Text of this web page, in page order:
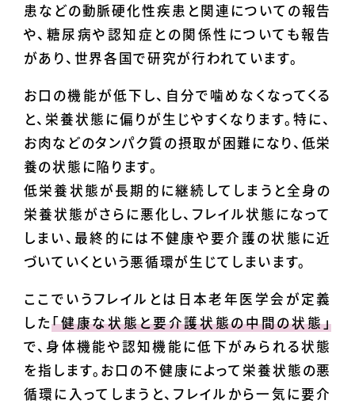
患などの動脈硬化性疾患と関連についての報告
や、糖尿病や認知症との関係性についても報告
があり、世界各国で研究が行われています。
お口の機能が低下し、自分で噛めなくなってくる
と、栄養状態に偏りが生じやすくなります。特に、
お肉などのタンパク質の摂取が困難になり、低栄
養の状態に陥ります。
低栄養状態が長期的に継続してしまうと全身の
栄養状態がさらに悪化し、フレイル状態になって
しまい、最終的には不健康や要介護の状態に近
づいていくという悪循環が生じてしまいます。
ここでいうフレイルとは日本老年医学会が定義
した「健康な状態と要介護状態の中間の状態」
で、身体機能や認知機能に低下がみられる状態
を指します。お口の不健康によって栄養状態の悪
循環に入ってしまうと、フレイルから一気に要介